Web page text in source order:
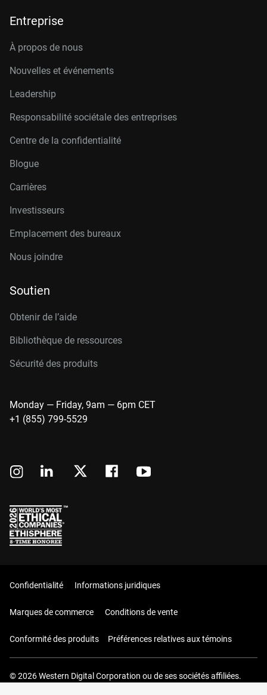
Entreprise
À propos de nous
Nouvelles et événements
Leadership
Responsabilité sociétale des entreprises
Centre de la confidentialité
Blogue
Carrières
Investisseurs
Emplacement des bureaux
Nous joindre
Soutien
Obtenir de l’aide
Bibliothèque de ressources
Sécurité des produits
Monday — Friday, 9am — 6pm CET
+1 (855) 799-5529
Confidentialité Informations juridiques
Marques de commerce Conditions de vente
Conformité des produits Préférences relatives aux témoins
© 2026 Western Digital Corporation ou de ses sociétés affiliées.